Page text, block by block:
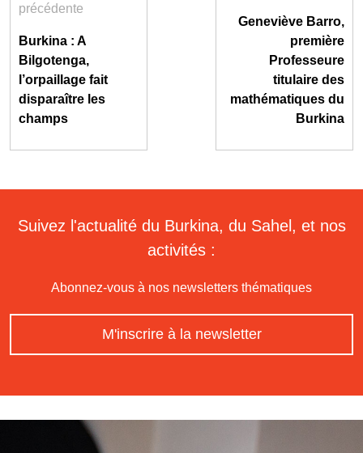
précédente
Burkina : A
Bilgotenga,
l’orpaillage fait
disparaître les
champs
Geneviève Barro,
première
Professeure
titulaire des
mathématiques du
Burkina
Suivez l'actualité du Burkina, du Sahel, et nos
activités :
Abonnez-vous à nos newsletters thématiques
M'inscrire à la newsletter